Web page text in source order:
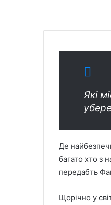
Які
Де
багато хто з
передабть
Щорічно у